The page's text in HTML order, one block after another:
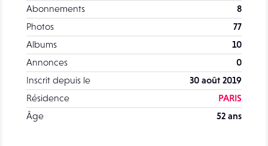
Abonnements
8
Photos
77
Albums
10
Annonces
0
Inscrit depuis le
30 août 2019
Résidence
PARIS
Âge
52 ans